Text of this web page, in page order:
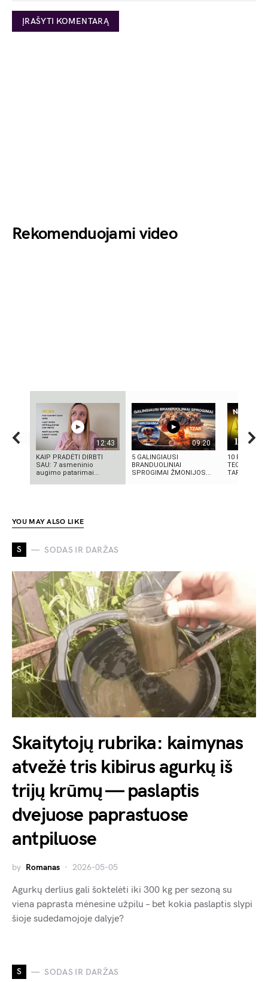
Rekomenduojami video
12:43
KAIP PRADĖTI DIRBTI
SAU: 7 asmeninio
augimo patarimai...
09:20
5 GALINGIAUSI
BRANDUOLINIAI
SPROGIMAI ŽMONIJOS...
10
TAPO
YOU MAY ALSO LIKE
S SODAS IR DARŽAS
Skaitytojų rubrika: kaimynas
atvežė tris kibirus agurkų iš
trijų krūmų — paslaptis
dvejuose paprastuose
antpiluose
by Romanas 2026-05-05
Agurkų derlius gali šoktelėti iki 300 kg per sezoną su
viena paprasta mėnesine užpilu – bet kokia paslaptis slypi
šioje sudedamojoje dalyje?
S SODAS IR DARŽAS